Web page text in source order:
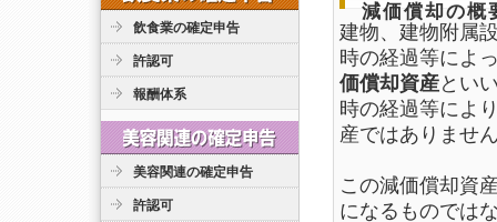
飲食業の確定申告
許認可
報酬体系
美容関連の確定申告
許認可
減価償却の概
建物、建物附属
時の経過等によ
価償却資産とい
時の経過等によ
産ではありませ
この減価償却資
になるものでは